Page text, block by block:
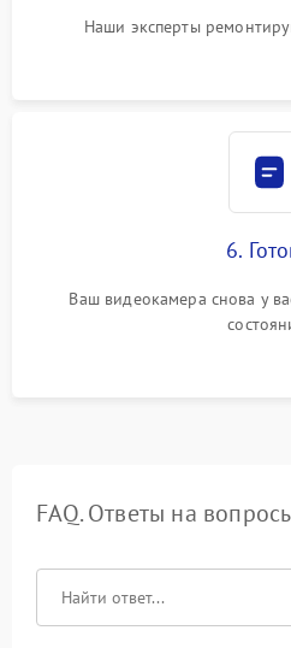
Наши эксперты
6.
Ваш видеокамера снова у
FAQ. Ответы на